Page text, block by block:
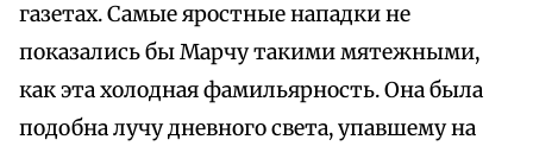
газетах. Самые яростные нападки не
показались бы Марчу такими мятежными,
как эта холодная фамильярность. Она была
подобна лучу дневного света, упавшему на